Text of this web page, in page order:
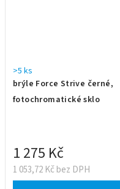
brýle Force Strive černé,
fotochromatické sklo
>5 ks
1 053,72 Kč bez DPH
1 275 Kč